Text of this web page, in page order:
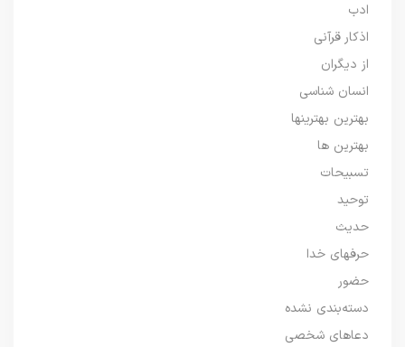
ادب
اذکار قرآنی
از دیگران
انسان شناسی
بهترین بهترینها
بهترین ها
تسبیحات
توحید
حدیث
حرفهای خدا
حضور
دسته‌بندی نشده
دعاهای شخصی